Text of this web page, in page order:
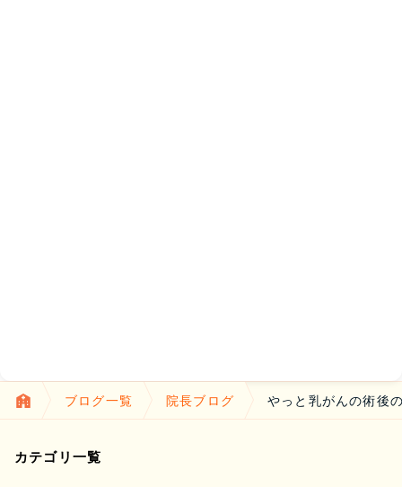
ブログ一覧 院長ブログ やっと乳がんの術後
カテゴリ一覧